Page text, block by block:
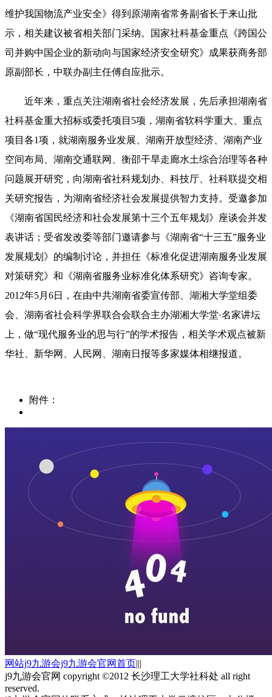
维护我国物流产业安全》得到原湖南省常务副省长于来山批
示，相关建议被省相关部门采纳。国家社科基金重点《跨国公
司并购中国企业的新动向与国家经济安全研究》成果获商务部
原副部长，中联办副主任傅自应批示。
近年来，重点关注湖南省社会经济发展，先后承担湖南省
社科基金重大招标或委托项目 5项，湖南省软科学重大、重点
项目各1项，就湖南服务业发展、湖南开放型经济、湖南产业
空间布局、湖南交通联网、衡邵干旱走廊水土综合治理等各种
问题展开研究，向湖南省社科规划办、科技厅、社科联提交相
关研究报告，为湖南省经济社会发展提供智力支持。受邀参加
《湖南省国民经济和社会发展第十三个五年规划》座谈会并发
表讲话；受省发改委等部门邀请参与《湖南省“十三五”服务业
发展规划》的编制讨论，并担任《标准化促进湖南服务业发展
对策研究》和《湖南省服务业标准化体系研究》咨询专家。
2012年5月6日，在由中共湖南省委宣传部、湖湘大学堂组委
会、湖南省社会科学界联合会联合主办湖湘大学堂·名家讲坛
上，做“现代服务业的思与行”的学术报告，相关学术观点被新
华社、新华网、人民网、湖南日报等多家媒体相继报道。
附件：
网站j9九游会j9九游会官网首页|||
j9九游会官网 copyright ©2012 长沙理工大学社科处 all right
reserved.